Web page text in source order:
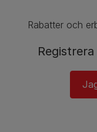
Rabatter och